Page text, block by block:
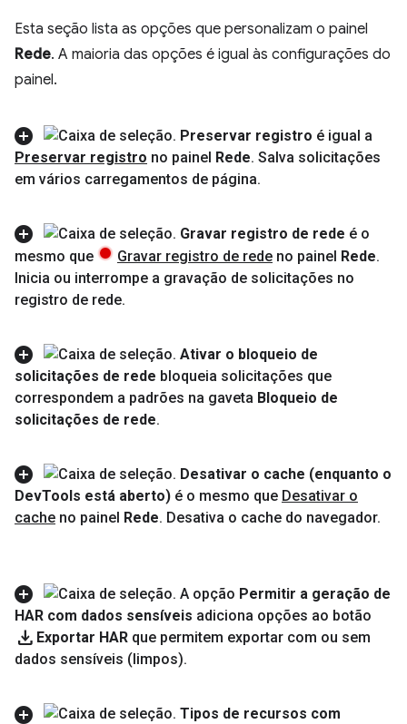
Esta seção lista as opções que personalizam o painel
Rede. A maioria das opções é igual às configurações do
painel.
Preservar registro é igual a
Preservar registro no painel Rede. Salva solicitações
em vários carregamentos de página.
Gravar registro de rede é o
mesmo que
Gravar registro de rede no painel Rede.
Inicia ou interrompe a gravação de solicitações no
registro de rede.
Ativar o bloqueio de
solicitações de rede bloqueia solicitações que
correspondem a padrões na gaveta Bloqueio de
solicitações de rede.
Desativar o cache (enquanto o
DevTools está aberto) é o mesmo que Desativar o
cache no painel Rede. Desativa o cache do navegador.
A opção Permitir a geração de
HAR com dados sensíveis adiciona opções ao botão
download Exportar HAR que permitem exportar com ou sem
dados sensíveis (limpos).
Tipos de recursos com